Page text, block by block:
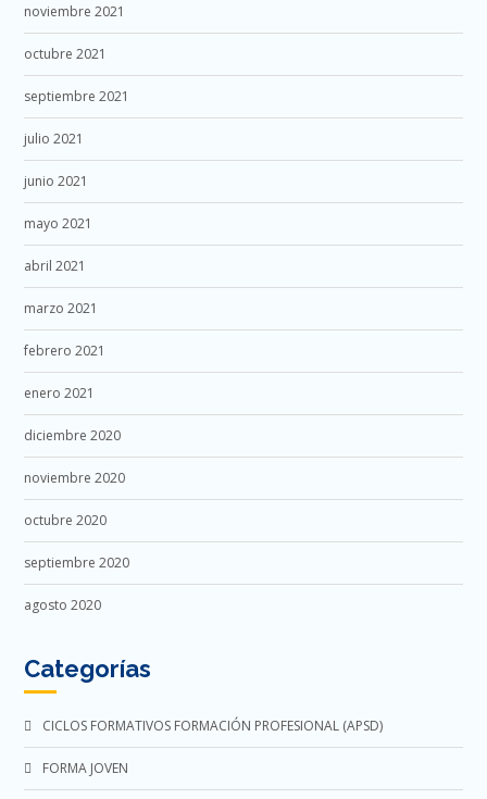
noviembre 2021
octubre 2021
septiembre 2021
julio 2021
junio 2021
mayo 2021
abril 2021
marzo 2021
febrero 2021
enero 2021
diciembre 2020
noviembre 2020
octubre 2020
septiembre 2020
agosto 2020
Categorías
CICLOS FORMATIVOS FORMACIÓN PROFESIONAL (APSD)
FORMA JOVEN